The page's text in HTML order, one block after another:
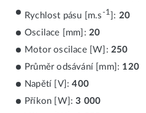
Rychlost pásu [m.s -1 ]: 20
Oscilace [mm]: 20
Motor oscilace [W]: 250
Průměr odsávání [mm]: 120
Napětí [V]:400
Příkon [W]:3 000